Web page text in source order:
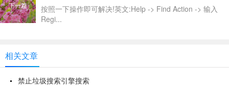
下一篇
按照一下操作即可解决!英文:Help -> Find Action -> 输入
Regi...
相关文章
禁止垃圾搜索引擎搜索